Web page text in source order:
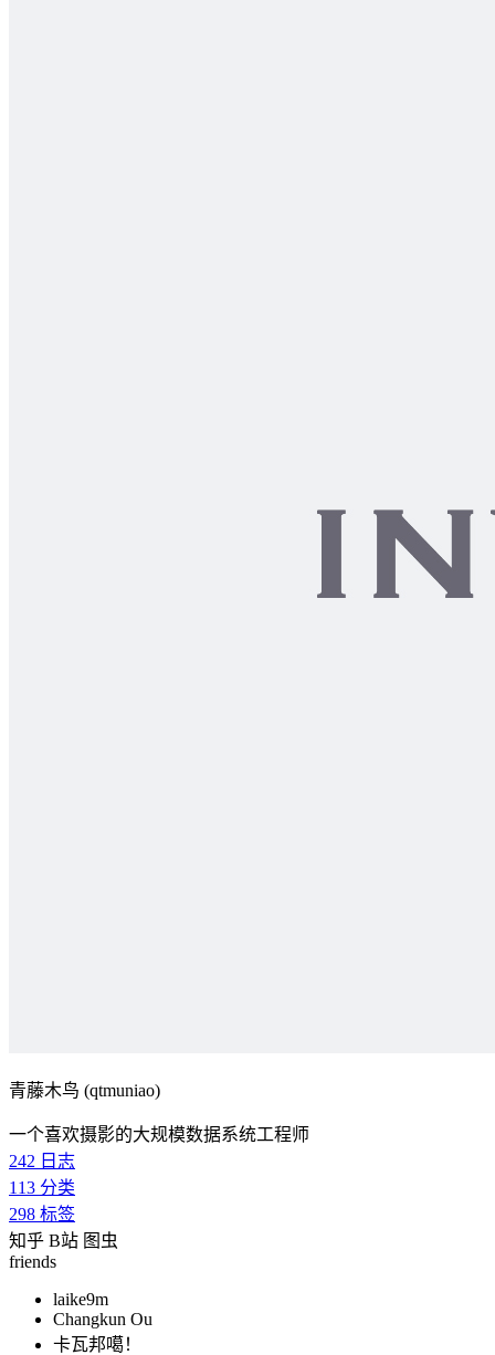
青藤木鸟 (qtmuniao)
一个喜欢摄影的大规模数据系统工程师
242 日志
113 分类
298 标签
知乎 B站 图虫
friends
laike9m
Changkun Ou
卡瓦邦噶！